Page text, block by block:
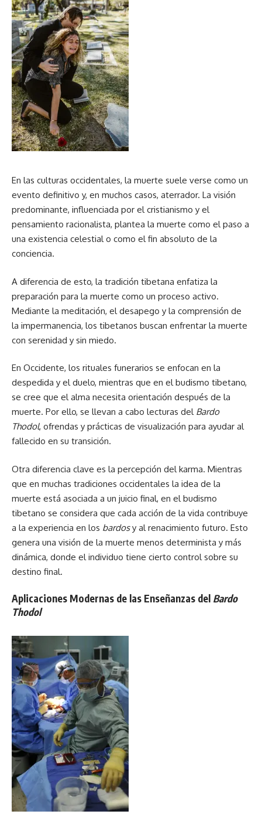
En las culturas occidentales, la muerte suele verse como un
evento definitivo y, en muchos casos, aterrador. La visión
predominante, influenciada por el cristianismo y el
pensamiento racionalista, plantea la muerte como el paso a
una existencia celestial o como el fin absoluto de la
conciencia.
A diferencia de esto, la tradición tibetana enfatiza la
preparación para la muerte como un proceso activo.
Mediante la meditación, el desapego y la comprensión de
la impermanencia, los tibetanos buscan enfrentar la muerte
con serenidad y sin miedo.
En Occidente, los rituales funerarios se enfocan en la
despedida y el duelo, mientras que en el budismo tibetano,
se cree que el alma necesita orientación después de la
muerte. Por ello, se llevan a cabo lecturas del Bardo
Thodol, ofrendas y prácticas de visualización para ayudar al
fallecido en su transición.
Otra diferencia clave es la percepción del karma. Mientras
que en muchas tradiciones occidentales la idea de la
muerte está asociada a un juicio final, en el budismo
tibetano se considera que cada acción de la vida contribuye
a la experiencia en los bardosy al renacimiento futuro. Esto
genera una visión de la muerte menos determinista y más
dinámica, donde el individuo tiene cierto control sobre su
destino final.
Aplicaciones Modernas de las Enseñanzas del Bardo
Thodol